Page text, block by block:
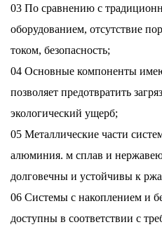
03 По сравнению с
оборудованием, отсутствие
током, безопасность;
04 Основные компоненты
позволяет предотвратить
экологический ущерб;
05 Металлические части
алюминия. м сплав и
долговечны и устойчивы к
06 Системы с накоплением и
доступны в соответствии с